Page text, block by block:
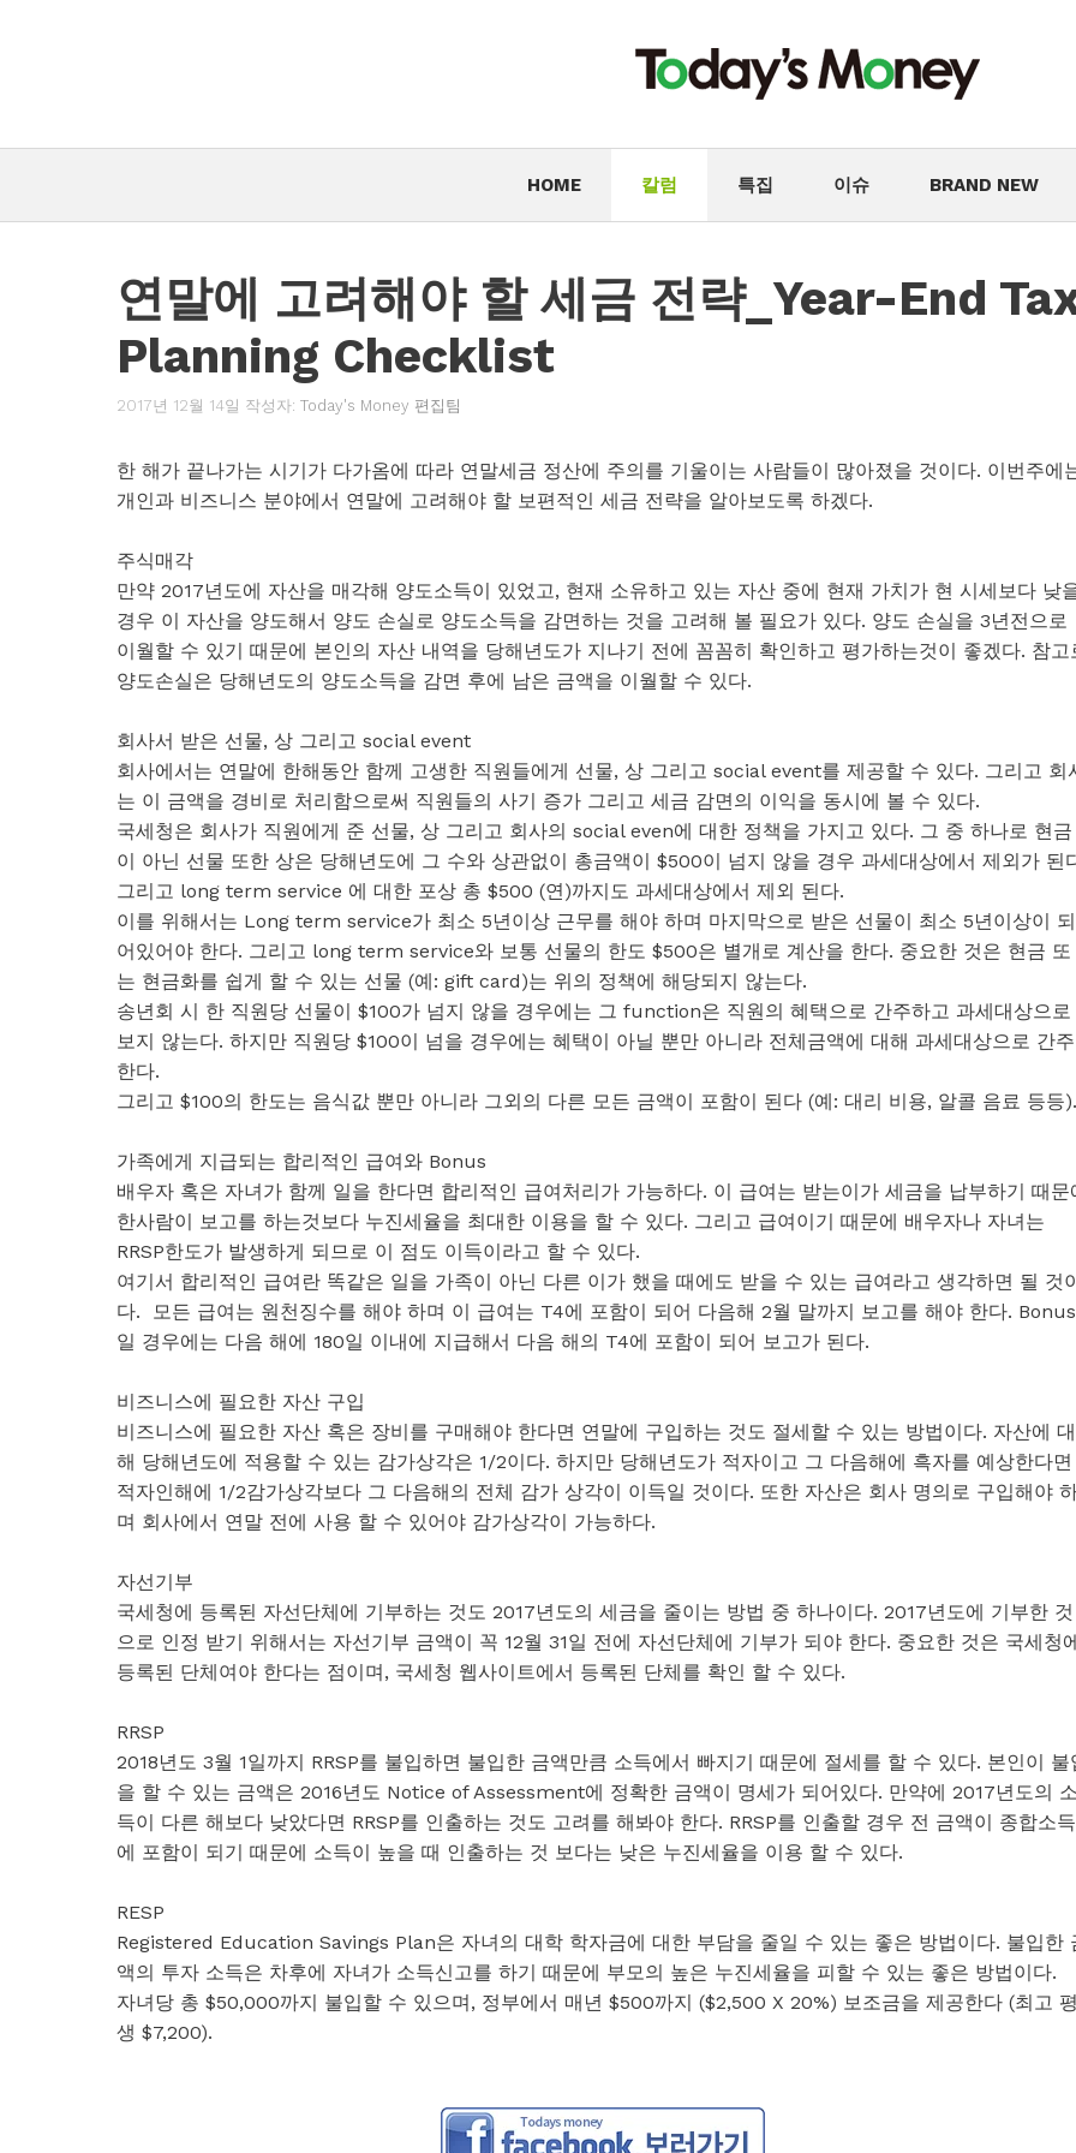
기
HOME 칼럼 특집 이슈 BRAND NEW
연말에 고려해야 할 세금 전략_Year-End
Planning Checklist
2017년 12월 14일 작성자: Today's Money 편집팀
한 해가 끝나가는 시기가 다가옴에 따라 연말세금 정산에 주의를 기울이는 사람들이 많아졌을 것이다. 이번주에
개인과 비즈니스 분야에서 연말에 고려해야 할 보편적인 세금 전략을 알아보도록 하겠다.
주식매각
만약 2017년도에 자산을 매각해 양도소득이 있었고, 현재 소유하고 있는 자산 중에 현재 가치가 현 시세보다 낮
경우 이 자산을 양도해서 양도 손실로 양도소득을 감면하는 것을 고려해 볼 필요가 있다. 양도 손실을 3년전으로
이월할 수 있기 때문에 본인의 자산 내역을 당해년도가 지나기 전에 꼼꼼히 확인하고 평가하는것이 좋겠다. 참고
양도손실은 당해년도의 양도소득을 감면 후에 남은 금액을 이월할 수 있다.
회사서 받은 선물, 상 그리고 social event
회사에서는 연말에 한해동안 함께 고생한 직원들에게 선물, 상 그리고 social event를 제공할 수 있다. 그리고 회
는 이 금액을 경비로 처리함으로써 직원들의 사기 증가 그리고 세금 감면의 이익을 동시에 볼 수 있다.
국세청은 회사가 직원에게 준 선물, 상 그리고 회사의 social even에 대한 정책을 가지고 있다. 그 중 하나로 현금
이 아닌 선물 또한 상은 당해년도에 그 수와 상관없이 총금액이 $500이 넘지 않을 경우 과세대상에서 제외가 된
그리고 long term service 에 대한 포상 총 $500 (연)까지도 과세대상에서 제외 된다.
이를 위해서는 Long term service가 최소 5년이상 근무를 해야 하며 마지막으로 받은 선물이 최소 5년이상이 되
어있어야 한다. 그리고 long term service와 보통 선물의 한도 $500은 별개로 계산을 한다. 중요한 것은 현금 또
는 현금화를 쉽게 할 수 있는 선물 (예: gift card)는 위의 정책에 해당되지 않는다.
송년회 시 한 직원당 선물이 $100가 넘지 않을 경우에는 그 function은 직원의 혜택으로 간주하고 과세대상으로
보지 않는다. 하지만 직원당 $100이 넘을 경우에는 혜택이 아닐 뿐만 아니라 전체금액에 대해 과세대상으로 간주
한다.
그리고 $100의 한도는 음식값 뿐만 아니라 그외의 다른 모든 금액이 포함이 된다 (예: 대리 비용, 알콜 음료 등등).
가족에게 지급되는 합리적인 급여와 Bonus
배우자 혹은 자녀가 함께 일을 한다면 합리적인 급여처리가 가능하다. 이 급여는 받는이가 세금을 납부하기 때문
한사람이 보고를 하는것보다 누진세율을 최대한 이용을 할 수 있다. 그리고 급여이기 때문에 배우자나 자녀는
RRSP한도가 발생하게 되므로 이 점도 이득이라고 할 수 있다.
여기서 합리적인 급여란 똑같은 일을 가족이 아닌 다른 이가 했을 때에도 받을 수 있는 급여라고 생각하면 될 것
다. 모든 급여는 원천징수를 해야 하며 이 급여는 T4에 포함이 되어 다음해 2월 말까지 보고를 해야 한다. Bonus
일 경우에는 다음 해에 180일 이내에 지급해서 다음 해의 T4에 포함이 되어 보고가 된다.
비즈니스에 필요한 자산 구입
비즈니스에 필요한 자산 혹은 장비를 구매해야 한다면 연말에 구입하는 것도 절세할 수 있는 방법이다. 자산에 대
해 당해년도에 적용할 수 있는 감가상각은 1/2이다. 하지만 당해년도가 적자이고 그 다음해에 흑자를 예상한다면
적자인해에 1/2감가상각보다 그 다음해의 전체 감가 상각이 이득일 것이다. 또한 자산은 회사 명의로 구입해야
며 회사에서 연말 전에 사용 할 수 있어야 감가상각이 가능하다.
자선기부
국세청에 등록된 자선단체에 기부하는 것도 2017년도의 세금을 줄이는 방법 중 하나이다. 2017년도에 기부한 것
으로 인정 받기 위해서는 자선기부 금액이 꼭 12월 31일 전에 자선단체에 기부가 되야 한다. 중요한 것은 국세청
등록된 단체여야 한다는 점이며, 국세청 웹사이트에서 등록된 단체를 확인 할 수 있다.
RRSP
2018년도 3월 1일까지 RRSP를 불입하면 불입한 금액만큼 소득에서 빠지기 때문에 절세를 할 수 있다. 본인이 불
을 할 수 있는 금액은 2016년도 Notice of Assessment에 정확한 금액이 명세가 되어있다. 만약에 2017년도의 소
득이 다른 해보다 낮았다면 RRSP를 인출하는 것도 고려를 해봐야 한다. RRSP를 인출할 경우 전 금액이 종합소득
에 포함이 되기 때문에 소득이 높을 때 인출하는 것 보다는 낮은 누진세율을 이용 할 수 있다.
RESP
Registered Education Savings Plan은 자녀의 대학 학자금에 대한 부담을 줄일 수 있는 좋은 방법이다. 불입한
액의 투자 소득은 차후에 자녀가 소득신고를 하기 때문에 부모의 높은 누진세율을 피할 수 있는 좋은 방법이다.
자녀당 총 $50,000까지 불입할 수 있으며, 정부에서 매년 $500까지 ($2,500 X 20%) 보조금을 제공한다 (최고 평
생 $7,200).